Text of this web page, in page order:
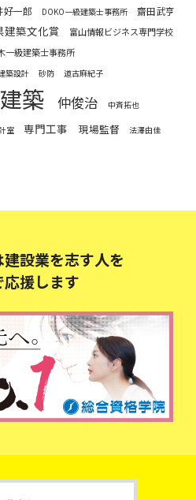
好一郎 DOKO一級建築士事務所 齋田武亨
建築文化賞
富山情報ビジネス専門学校
一級建築士事務所
築設計 砂防 道古麻紀子
建築 仲俊治 中斉拓也
室 専門工事 現場監督 法澤由佳
設業を志す人を
援します